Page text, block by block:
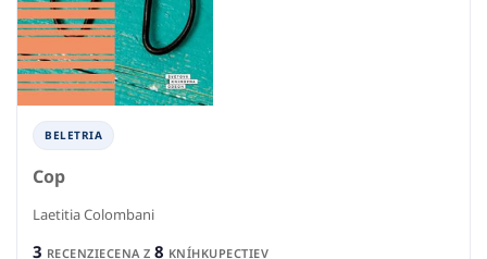
BELETRIA
Cop
Laetitia Colombani
3 RECENZIECENA Z 8 KNÍHKUPECTIEV